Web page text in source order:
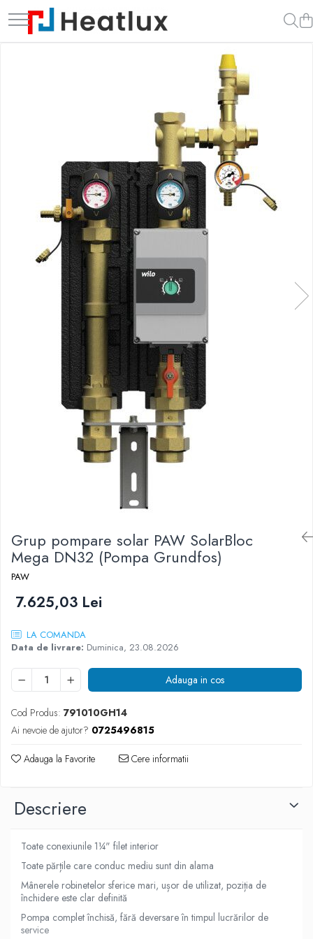
Grup pompare solar PAW SolarBloc
Mega DN32 (Pompa Grundfos)
PAW
7.625,03 Lei
LA COMANDA
Data de livrare: Duminica, 23.08.2026
Adauga in cos
Cod Produs: 791010GH14
Ai nevoie de ajutor? 0725496815
Adauga la Favorite Cere informatii
Descriere
Toate conexiunile 1¼" filet interior
Toate părțile care conduc mediu sunt din alama
Mânerele robinetelor sferice mari, ușor de utilizat, poziția de
închidere este clar definită
Pompa complet închisă, fără deversare în timpul lucrărilor de
service